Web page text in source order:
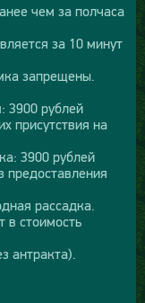
чем за полчаса
за 10 минут
запрещены.
3900 рублей
присутствия на
3900 рублей
предоставления
рассадка.
в стоимость
антракта).